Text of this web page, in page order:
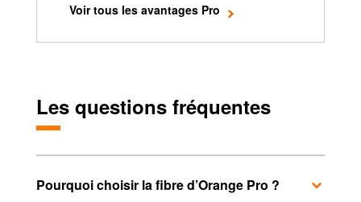
Voir tous les avantages Pro
le wifi 6E de la nouvelle
engagement 12 mois
Les questions fréquentes
Pourquoi choisir la fibre d’Orange Pro ?